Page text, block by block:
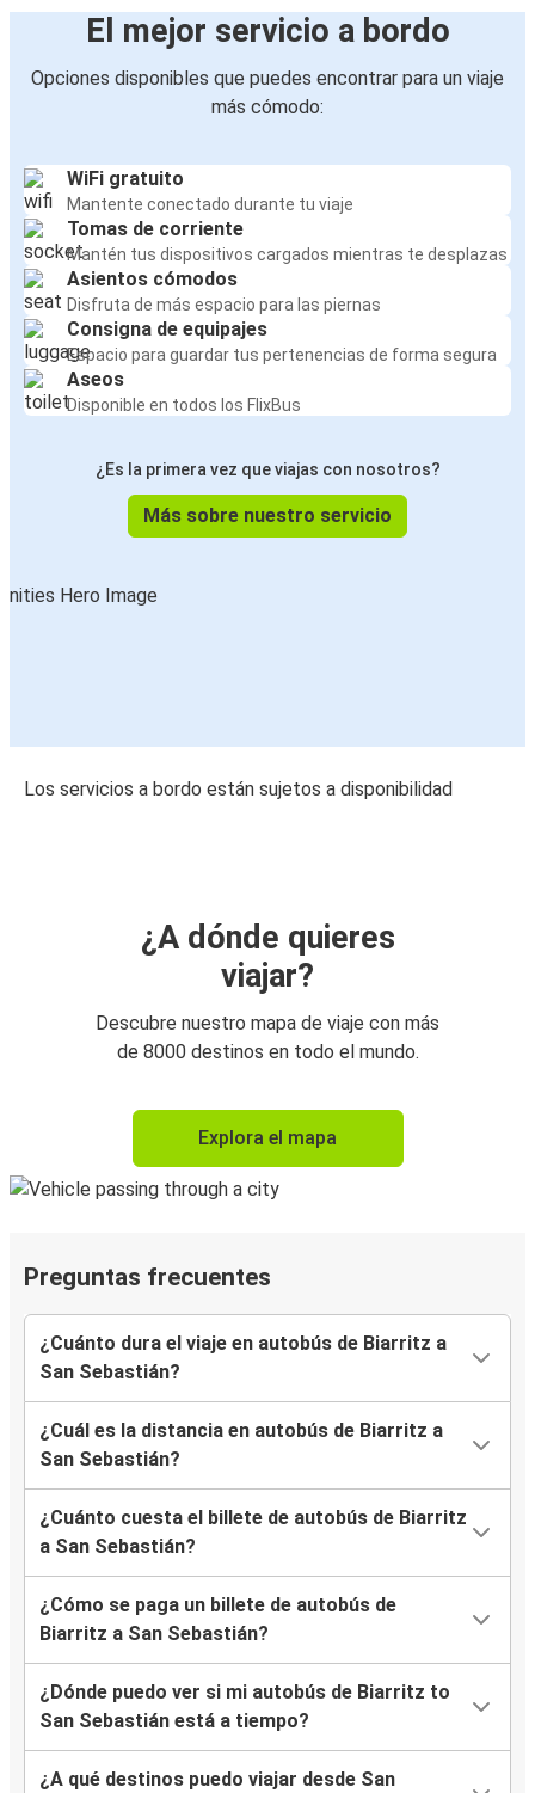
El mejor servicio a bordo
Opciones disponibles que puedes encontrar para un viaje
más cómodo:
WiFi gratuito
Mantente conectado durante tu viaje
Tomas de corriente
Mantén tus dispositivos cargados mientras te desplazas
Asientos cómodos
Disfruta de más espacio para las piernas
Consigna de equipajes
Espacio para guardar tus pertenencias de forma segura
Aseos
Disponible en todos los FlixBus
¿Es la primera vez que viajas con nosotros?
Más sobre nuestro servicio
Los servicios a bordo están sujetos a disponibilidad
¿A dónde quieres
viajar?
Descubre nuestro mapa de viaje con más
de 8000 destinos en todo el mundo.
Explora el mapa
Preguntas frecuentes
¿Cuánto dura el viaje en autobús de Biarritz a
San Sebastián?
¿Cuál es la distancia en autobús de Biarritz a
San Sebastián?
¿Cuánto cuesta el billete de autobús de Biarritz
a San Sebastián?
¿Cómo se paga un billete de autobús de
Biarritz a San Sebastián?
¿Dónde puedo ver si mi autobús de Biarritz to
San Sebastián está a tiempo?
¿A qué destinos puedo viajar desde San